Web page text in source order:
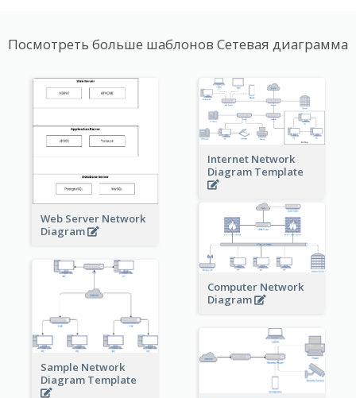
Посмотреть больше шаблонов Сетевая диаграмма
Web Server Network
Diagram
Internet Network
Diagram Template
Computer Network
Diagram
Sample Network
Diagram Template